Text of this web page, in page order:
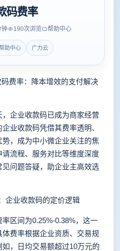
码费率
钟 190次浏览 帮助中心
助中心 广力云
费率：降本增效的支付解决
企业收款码已成为商家经营
业收款码凭借其费率透明、
，成为中小微企业关注的焦
流程、服务对比等维度深度
问题答疑，助企业主高效选
业收款码的定价逻辑
区间为0.25%-0.38%，这一
费率根据企业资质、交易规
，日均交易额超过10万元的